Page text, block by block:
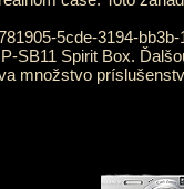
5cde-3194-bb3b-
SB11 Spirit Box.
množstvo